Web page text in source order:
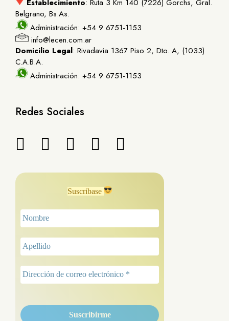
Establecimiento: Ruta 3 Km 140 (7226) Gorchs, Gral.
Belgrano, Bs.As.
Administración: +54 9 6751-1153
info@lecen.com.ar
Domicilio Legal: Rivadavia 1367 Piso 2, Dto. A, (1033)
C.A.B.A.
Administración: +54 9 6751-1153
Redes Sociales
Suscribase